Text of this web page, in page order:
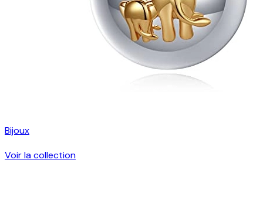
Bijoux
Voir la collection